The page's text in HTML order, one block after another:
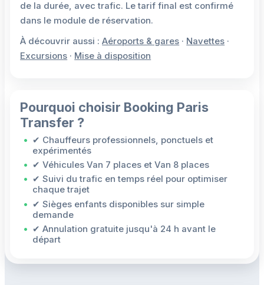
de la durée, avec trafic. Le tarif final est confirmé
dans le module de réservation.
À découvrir aussi :Aéroports & gares · Navettes ·
Excursions · Mise à disposition
Pourquoi choisir Booking Paris
Transfer ?
✔ Chauffeurs professionnels, ponctuels et
expérimentés
✔ Véhicules Van 7 places et Van 8 places
✔ Suivi du trafic en temps réel pour optimiser
chaque trajet
✔ Sièges enfants disponibles sur simple
demande
✔ Annulation gratuite jusqu'à 24 h avant le
départ